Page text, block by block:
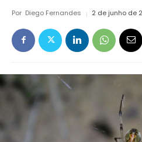
Amazônia
Por Diego Fernandes 2 de junho de